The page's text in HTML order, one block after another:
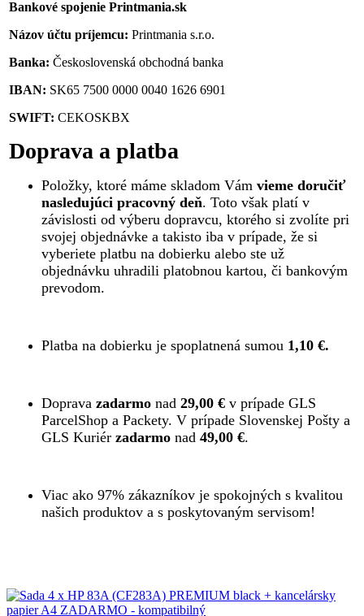
Bankové spojenie Printmania.sk
Názov účtu príjemcu: Printmania s.r.o.
Banka: Československá obchodná banka
IBAN: SK65 7500 0000 0040 1626 6901
SWIFT: CEKOSKBX
Doprava a platba
Položky, ktoré máme skladom Vám vieme doručiť
nasledujúci pracovný deň. Toto však platí v
závislosti od výberu dopravcu, ktorého si zvolíte pri
svojej objednávke a takisto iba v prípade, že si
vyberiete platbu na dobierku alebo ste už
objednávku uhradili platobnou kartou, či bankovým
prevodom.
Platba na dobierku je spoplatnená sumou 1,10 €.
Doprava zadarmo nad 29,00 € v prípade GLS
ParcelShop a Packety. V prípade Slovenskej Pošty a
GLS Kuriér zadarmo nad 49,00 €.
Viac ako 97% zákazníkov je spokojných s kvalitou
našich produktov a s poskytovaným servisom!